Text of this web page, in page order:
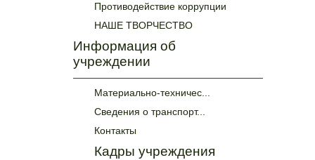
Противодействие коррупции
НАШЕ ТВОРЧЕСТВО
Информация об
учреждении
Материально-техничес...
Сведения о транспорт...
Контакты
Кадры учреждения